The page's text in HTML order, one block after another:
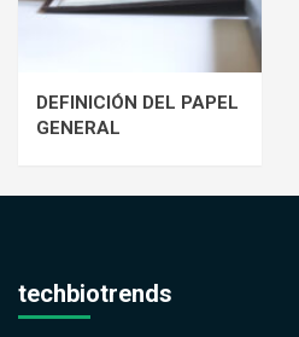
DEFINICIÓN DEL PAPEL
GENERAL
techbiotrends